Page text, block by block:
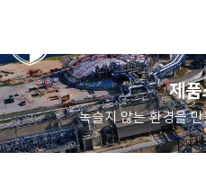
제품
녹슬지 않는 환경을